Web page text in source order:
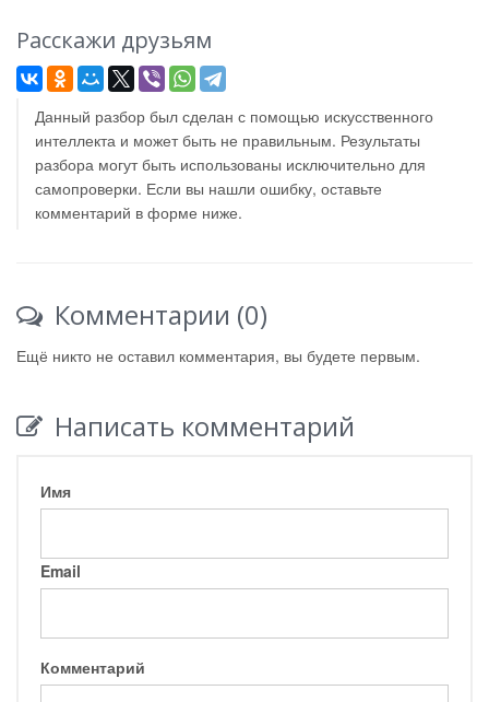
Расскажи друзьям
Данный разбор был сделан с помощью искусственного
интеллекта и может быть не правильным. Результаты
разбора могут быть использованы исключительно для
самопроверки. Если вы нашли ошибку, оставьте
комментарий в форме ниже.
Комментарии (0)
Ещё никто не оставил комментария, вы будете первым.
Написать комментарий
Имя
Email
Комментарий